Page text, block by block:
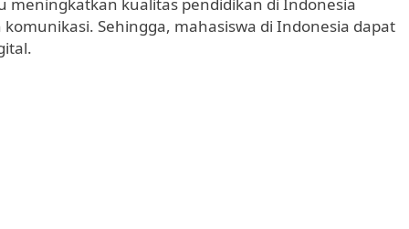
Sehingga, mahasiswa di Indonesia dapat